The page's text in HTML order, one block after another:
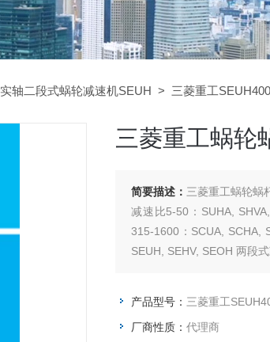
实轴二段式蜗轮减速机SEUH > 三菱重工
三菱重工蜗轮
简要描述： 三菱重工蜗轮蜗
减速比5-50：SUHA,
315-1600：SCUA, SCHA,
SEUH, SEHV, SEOH 两段
产品型号： 三菱重工
厂商性质： 代理商